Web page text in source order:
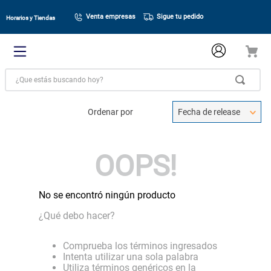
Horarios y Tiendas Venta empresas Sigue tu pedido
¿Que estás buscando hoy?
Ordenar por Fecha de release
OOPS!
No se encontró ningún producto
¿Qué debo hacer?
Comprueba los términos ingresados
Intenta utilizar una sola palabra
Utiliza términos genéricos en la